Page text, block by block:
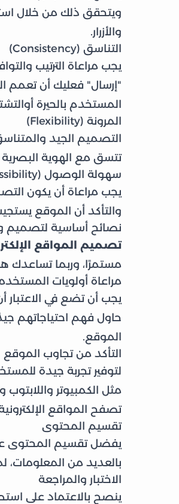
ويتحقق ذلك من خلال
والأزرار.
التناسق (Consistency)
يجب مراعاة الترتيب
"إرسال" فعليك أن تعمم
المستخدم بالحيرة
المرونة (Flexibility)
التصميم الجيد
تتسق مع الهوية البصرية
سهولة الوصول (Accessibility)
يجب مراعاة أن يكون
والتأكد أن الموقع
نصائح أساسية لتصميم
تصميم المواقع
مستمرًا، وربما تساعدك
مراعاة أولويات
يجب أن تضع في
حاول فهم احتياجاتهم
الموقع.
التأكد من تجاوب الموقع
لتوفير تجربة جيدة
مثل الكمبيوتر
تصفح المواقع
تقسيم المحتوى
يفضل تقسيم المحتوى
بالعديد من
الاختبار والمراجعة
ينصح بالاعتماد على